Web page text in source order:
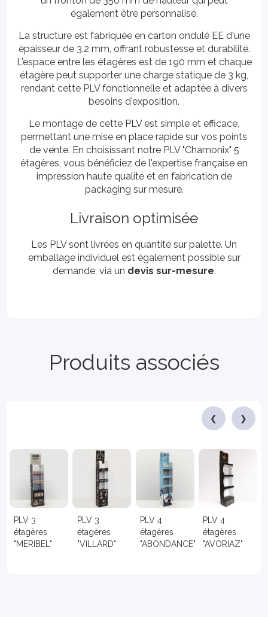
également être personnalisé.
La structure est fabriquée en carton ondulé EE d'une
épaisseur de 3.2 mm, offrant robustesse et durabilité.
L'espace entre les étagères est de 190 mm et chaque
étagère peut supporter une charge statique de 3 kg,
rendant cette PLV fonctionnelle et adaptée à divers
besoins d'exposition.
Le montage de cette PLV est simple et efficace,
permettant une mise en place rapide sur vos points
de vente. En choisissant notre PLV "Chamonix" 5
étagères, vous bénéficiez de l'expertise française en
impression haute qualité et en fabrication de
packaging sur mesure.
Livraison optimisée
Les PLV sont livrées en quantité sur palette. Un
emballage individuel est également possible sur
demande, via un devis sur-mesure.
Produits associés
❮
PLV 3
étagères
"MERIBEL"
PLV 3
étagères
"VILLARD"
PLV 4
étagères
"ABONDANCE"
PLV 4
étagères
"AVORIAZ"
❯